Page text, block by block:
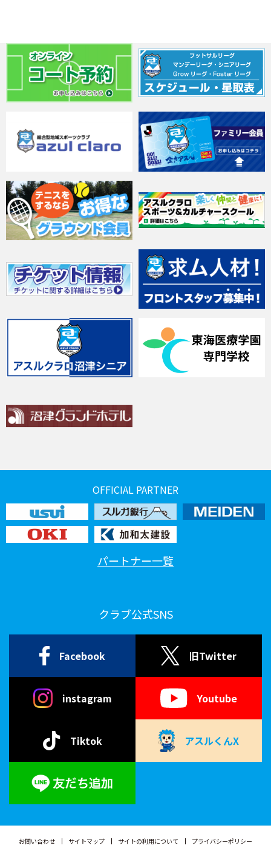
OFFICIAL PARTNER
パートナー一覧
クラブ公式SNS
Facebook 旧Twitter
instagram Youtube
Tiktok アスルくんX
お問い合わせ サイトマップ サイトの利用について プライバシーポリシー